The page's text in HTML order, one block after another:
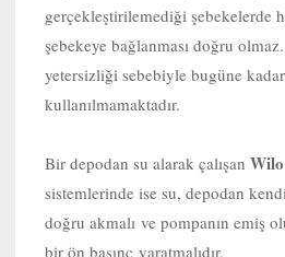
gerçekleştirilemediği şebekelerde
şebekeye bağlanması doğru olmaz.
yetersizliği sebebiyle bugüne
kullanılmamaktadır.
Bir depodan su alarak çalışan
sistemlerinde ise su, depodan
doğru akmalı ve pompanın emiş
bir ön basınç yaratmalıdır.